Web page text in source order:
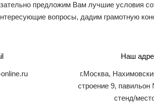
предложим Вам лучшие условия
вопросы, дадим грамотную
Наш
г.Москва,
строение 9,
стенд/